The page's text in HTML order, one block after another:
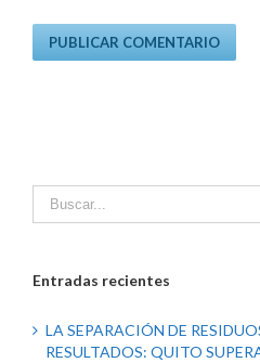
Entradas recientes
LA SEPARACIÓN DE
RESULTADOS: QUITO